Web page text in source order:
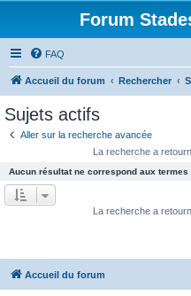
Forum
FAQ
Accueil du forum Rechercher
Sujets actifs
Aller sur la recherche avancée
La recherche a
Aucun résultat ne correspond aux termes
La recherche a
Accueil du forum